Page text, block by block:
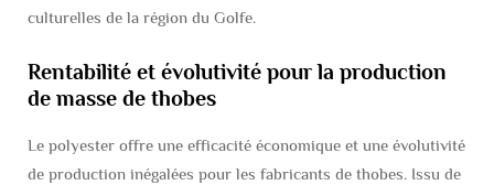
culturelles de la région du Golfe.
Rentabilité et évolutivité pour la production
de masse de thobes
Le polyester offre une efficacité économique et une évolutivité
de production inégalées pour les fabricants de thobes. Issu de